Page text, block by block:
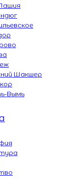
Шакшер
Вымь